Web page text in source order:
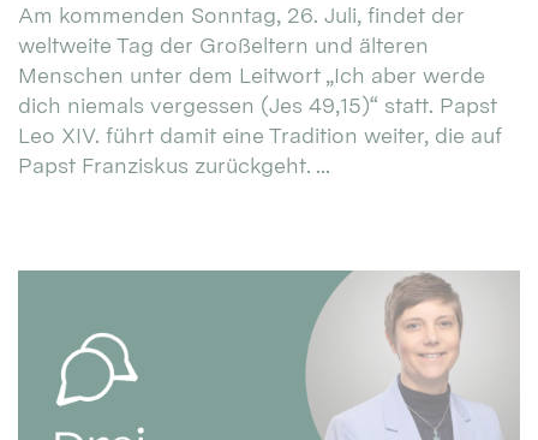
Am kommenden Sonntag, 26. Juli, findet der
weltweite Tag der Großeltern und älteren
Menschen unter dem Leitwort „Ich aber werde
dich niemals vergessen (Jes 49,15)“ statt. Papst
Leo XIV. führt damit eine Tradition weiter, die auf
Papst Franziskus zurückgeht. ...